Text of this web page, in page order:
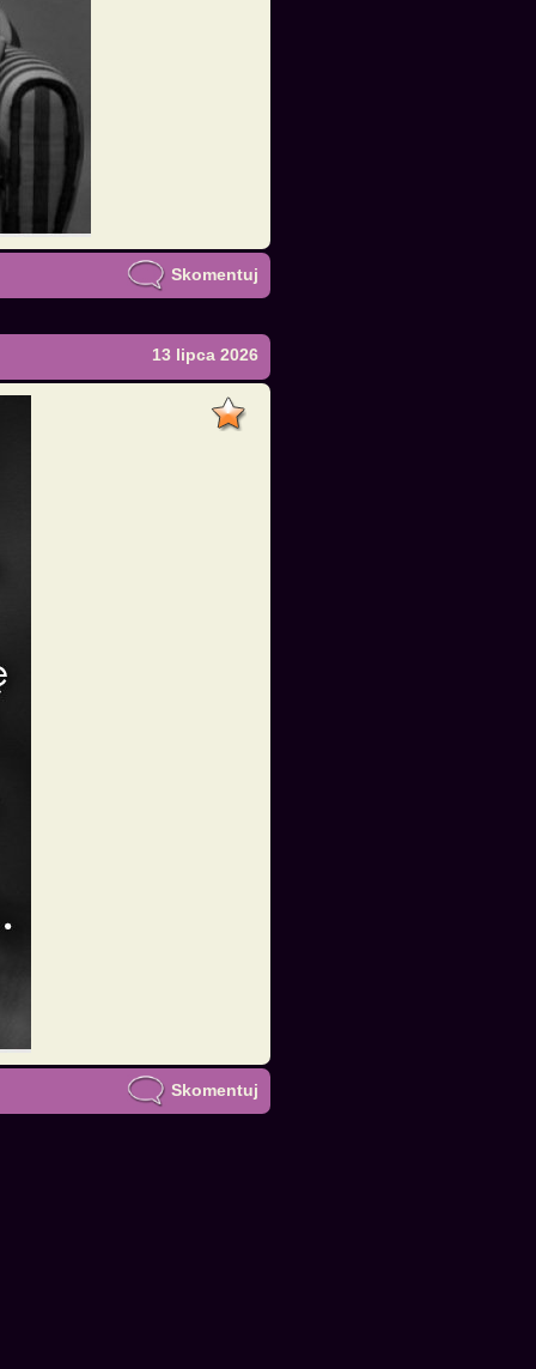
Skomentuj
13 lipca 2026
Skomentuj